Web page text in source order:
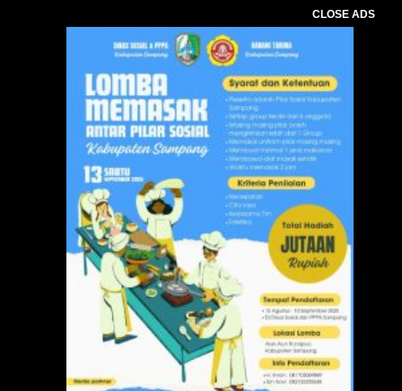
CLOSE ADS